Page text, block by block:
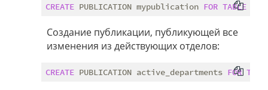
CREATE PUBLICATION mypublication FOR TABLE
Создание публикации, публикующей все
изменения из действующих отделов:
CREATE PUBLICATION active_departments FOR